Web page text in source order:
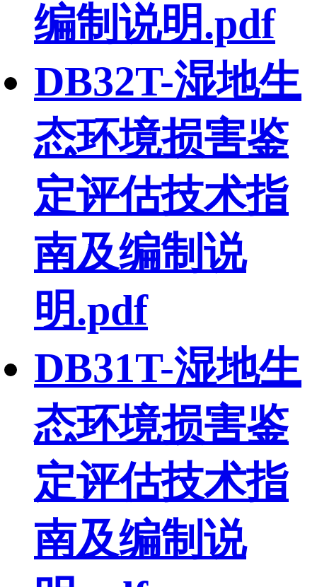
编制说明.pdf
DB32T-湿地生
态环境损害鉴
定评估技术指
南及编制说
明.pdf
DB31T-湿地生
态环境损害鉴
定评估技术指
南及编制说